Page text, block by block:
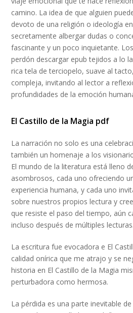
camino. La idea de que alguien
devoto de una religión o ideología
secretamente albergar dudas o
fascinante y un poco inquietante.
perdón descargar epub tejidos a lo
rica tela de terciopelo, suave al
compleja, invitando al lector a
profundidades de la emoción
El Castillo de la Magia pdf
La narración no solo es una
también un homenaje a los
El mundo de la literatura está lleno
asombrosos, cada uno ofreciendo
experiencia humana, y cada uno
sobre nuestros propios lectura y
que resiste el paso del tiempo, aún
incluso después de múltiples lecturas.
La escritura fue evocadora e El
calidad onírica que me atrajo y se
historia en El Castillo de la Magia
perturbadora como hermosa.
La pérdida es una parte inevitable